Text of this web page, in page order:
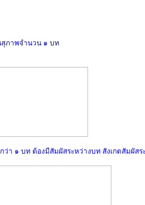
ภาพจำนวน๑ บท
ว่า ๑ บท ต้องมีสัมผัสระหว่างบท สังเกตสัมผัสร